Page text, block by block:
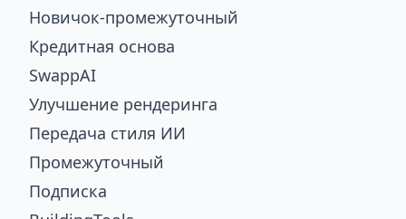
Новичок-промежуточный
Кредитная основа
SwappAI
Улучшение рендеринга
Передача стиля ИИ
Промежуточный
Подписка